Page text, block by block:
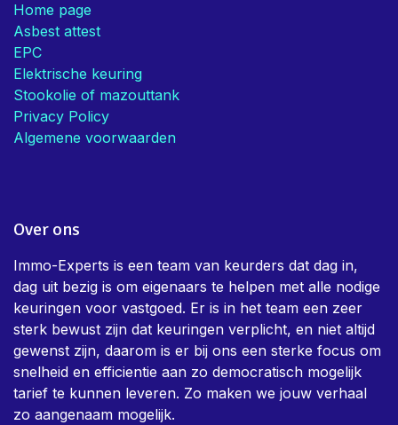
Home page
Asbest attest
EPC
Elektrische keuring
Stookolie of mazouttank
Privacy Policy
Algemene voorwaarden
Over ons
Immo-Experts is een team van keurders dat dag in,
dag uit bezig is om eigenaars te helpen met alle nodige
keuringen voor vastgoed. Er is in het team een zeer
sterk bewust zijn dat keuringen verplicht, en niet altijd
gewenst zijn, daarom is er bij ons een sterke focus om
snelheid en efficientie aan zo democratisch mogelijk
tarief te kunnen leveren. Zo maken we jouw verhaal
zo aangenaam mogelijk.